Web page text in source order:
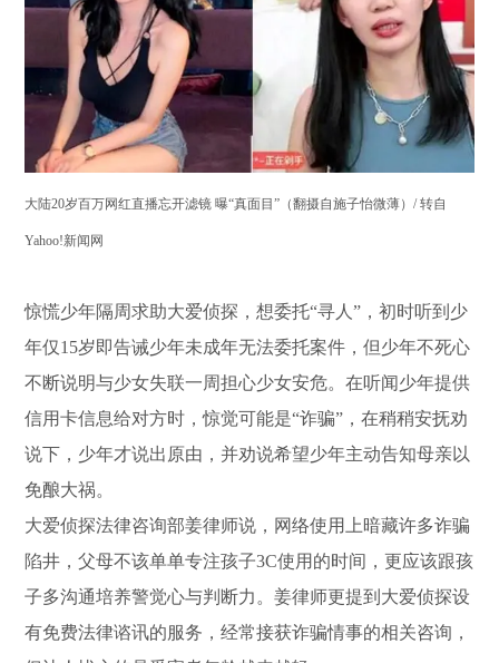
大陆20岁百万网红直播忘开滤镜 曝“真面目”（翻摄自施子怡微薄）/ 转自
Yahoo!新闻网
惊慌少年隔周求助大爱侦探，想委托“寻人”，初时听到少
年仅15岁即告诫少年未成年无法委托案件，但少年不死心
不断说明与少女失联一周担心少女安危。在听闻少年提供
信用卡信息给对方时，惊觉可能是“诈骗”，在稍稍安抚劝
说下，少年才说出原由，并劝说希望少年主动告知母亲以
免酿大祸。
大爱侦探法律咨询部姜律师说，网络使用上暗藏许多诈骗
陷井，父母不该单单专注孩子3C使用的时间，更应该跟孩
子多沟通培养警觉心与判断力。姜律师更提到大爱侦探设
有免费法律谘讯的服务，经常接获诈骗情事的相关咨询，